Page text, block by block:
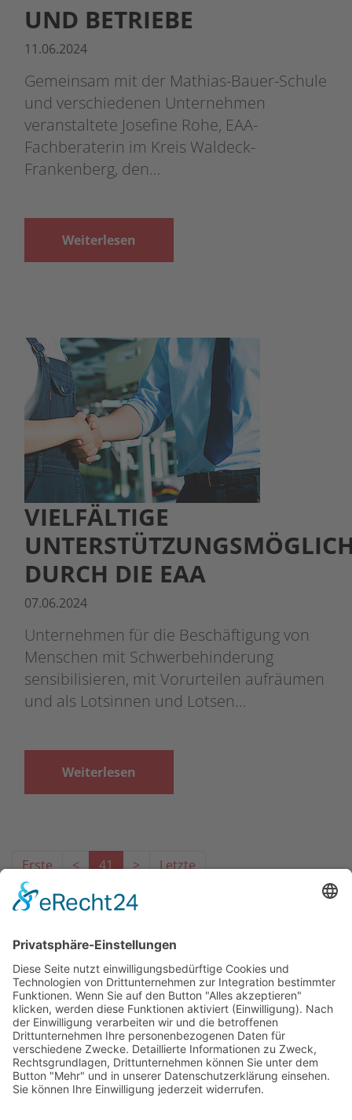
UND BETRIEBE
11.06.2024
Gemeinsam mit der Mathias-Bauer-Schule
und verschiedenen Unternehmen
veranstaltete Josefine Rohe, EAA-
Fachberaterin im Kreis Waldeck-
Frankenberg, den…
Weiterlesen
VIELFÄLTIGE
DURCH DIE EAA
07.06.2024
Unternehmen für die Beschäftigung von
Menschen mit Schwerbehinderung
sensibilisieren, mit Vorurteilen aufräumen
und als Lotsinnen und Lotsen…
Weiterlesen
Erste < 41 > Letzte
Das Projekt zur Implementierung der Einheitlichen
Ansprechstellen für Arbeitgeber gemäß § 185a SGB IX in
Hessen wird gefördert aus Mitteln des LWV Hessen
Integrationsamtes. Das Projekt wird unter Einbindung
des Hessischen Ministeriums für Arbeit, Integration,
Jugend und Soziales von der Forschungsstelle des
Bildungswerks der Hessischen Wirtschaft e. V.
durchgeführt.